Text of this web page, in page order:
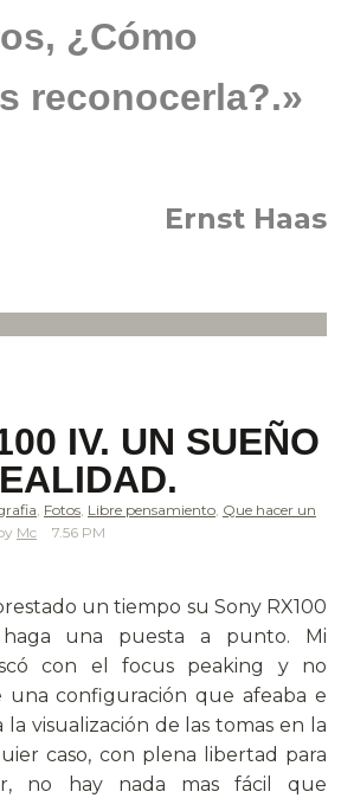
¿Cómo
reconocerla?.»
Ernst Haas
IV. UN SUEÑO
, Fotos, Libre pensamiento, Que hacer un
Mc 7.56 PM
un tiempo su Sony RX100
una puesta a punto. Mi
con el focus peaking y no
una configuración que afeaba e
visualización de las tomas en la
caso, con plena libertad para
no hay nada mas fácil que